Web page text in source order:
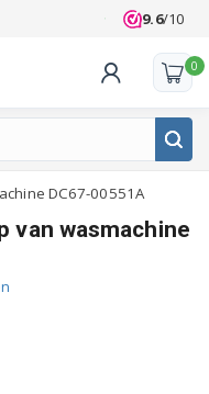
Klanten
9.6/10
0
DC67-00551A
van wasmachine